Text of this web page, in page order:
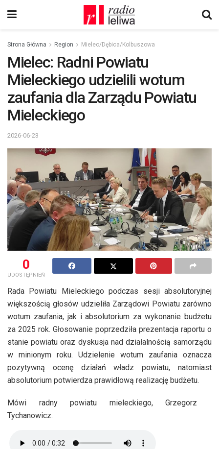
Strona Główna Region Mielec/Dębica/Kolbuszowa
Mielec: Radni Powiatu
Mieleckiego udzielili wotum
zaufania dla Zarządu Powiatu
Mieleckiego
2026-06-23
0
UDOSTĘPNIEŃ
Rada Powiatu Mieleckiego podczas sesji absolutoryjnej
większością głosów udzieliła Zarządowi Powiatu zarówno
wotum zaufania, jak i absolutorium za wykonanie budżetu
za 2025 rok. Głosowanie poprzedziła prezentacja raportu o
stanie powiatu oraz dyskusja nad działalnością samorządu
w minionym roku. Udzielenie wotum zaufania oznacza
pozytywną ocenę działań władz powiatu, natomiast
absolutorium potwierdza prawidłową realizację budżetu.
Mówi radny powiatu mieleckiego, Grzegorz
Tychanowicz.